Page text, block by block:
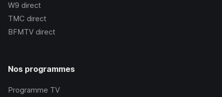
W9 direct
TMC direct
BFMTV direct
Nos programmes
Programme TV